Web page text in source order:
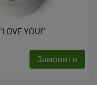
YOU!"
Замовити